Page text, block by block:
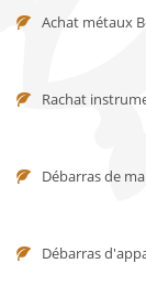
Achat métaux
Rachat
Débarras de
Débarras